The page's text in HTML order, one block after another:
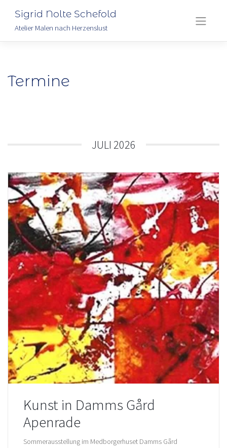
Sigrid Nolte Schefold
Atelier Malen nach Herzenslust
Termine
JULI 2026
Kunst in Damms Gård
Apenrade
Sommerausstellung im Medborgerhuset Damms Gård